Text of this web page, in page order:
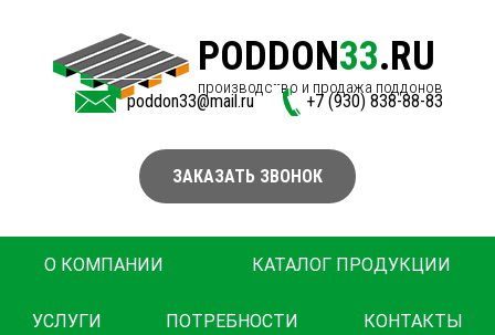
PODDON33.RU
производство и продажа поддонов
poddon33@mail.ru +7 (930) 838-88-83
ЗАКАЗАТЬ ЗВОНОК
О КОМПАНИИ КАТАЛОГ ПРОДУКЦИИ
УСЛУГИ ПОТРЕБНОСТИ КОНТАКТЫ